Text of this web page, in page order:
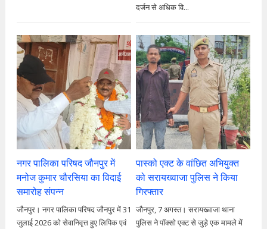
दर्जन से अधिक वि...
नगर पालिका परिषद जौनपुर में
मनोज कुमार चौरसिया का विदाई
समारोह संपन्न
जौनपुर। नगर पालिका परिषद जौनपुर में 31
जुलाई 2026 को सेवानिवृत्त हुए लिपिक एवं
पास्को एक्ट के वांछित अभियुक्त
को सरायख्वाजा पुलिस ने किया
गिरफ्तार
जौनपुर, 7 अगस्त। सरायख्वाजा थाना
पुलिस ने पॉक्सो एक्ट से जुड़े एक मामले में